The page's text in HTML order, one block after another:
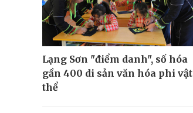
Lạng Sơn "điểm danh", số hóa
gần 400 di sản văn hóa phi vật
thể